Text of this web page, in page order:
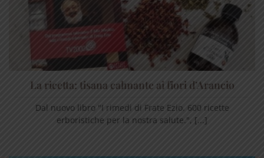
La ricetta: tisana calmante ai fiori d’Arancio
Dal nuovo libro "I rimedi di Frate Ezio. 600 ricette
erboristiche per la nostra salute.", [...]